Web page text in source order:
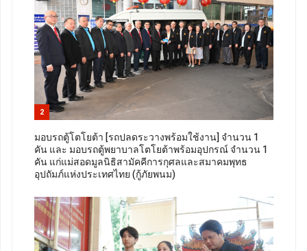
2
มอบรถตู้โตโยต้า [รถปลดระวางพร้อมใช้งาน] จำนวน 1
คัน และ มอบรถตู้พยาบาลโตโยต้าพร้อมอุปกรณ์ จำนวน 1
คัน แก่แม่สอดมูลนิธิสามัคคีการกุศลและสมาคมพุทธ
อุปถัมภ์แห่งประเทศไทย (กู้ภัยพนม)